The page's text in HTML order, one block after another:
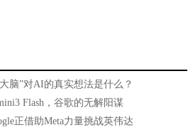
脑”对AI的真实想法是什么？
Flash，谷歌的无解阳谋
正借助Meta力量挑战英伟达